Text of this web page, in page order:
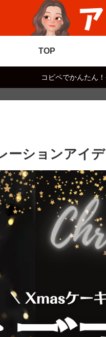
TOP
コピペでかんたん
ションアイデ